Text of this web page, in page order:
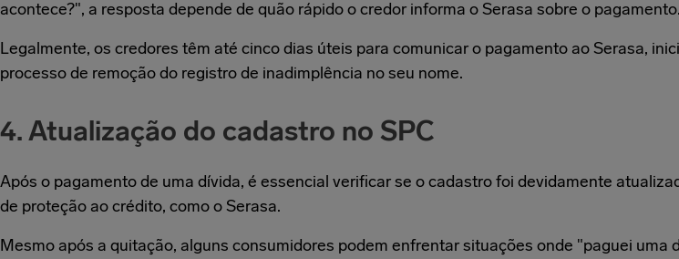
acontece?", a resposta depende de quão rápido o credor informa o Serasa sobre o pagamento.
Legalmente, os credores têm até cinco dias úteis para comunicar o pagamento ao Serasa,
processo de remoção do registro de inadimplência no seu nome.
4. Atualização do cadastro no SPC
Após o pagamento de uma dívida, é essencial verificar se o cadastro foi devidamente
de proteção ao crédito, como o Serasa.
Mesmo após a quitação, alguns consumidores podem enfrentar situações onde "paguei uma